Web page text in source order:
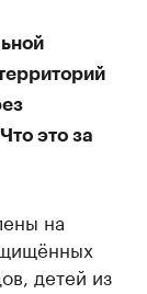
это за
на
детей из